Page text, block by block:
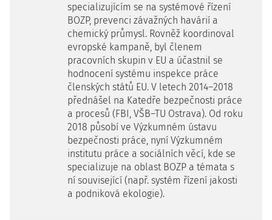
specializujícím se na systémové řízení
BOZP, prevenci závažných havárií a
chemický průmysl. Rovněž koordinoval
evropské kampaně, byl členem
pracovních skupin v EU a účastnil se
hodnocení systému inspekce práce
členských států EU. V letech 2014–2018
přednášel na Katedře bezpečnosti práce
a procesů (FBI, VŠB–TU Ostrava). Od roku
2018 působí ve Výzkumném ústavu
bezpečnosti práce, nyní Výzkumném
institutu práce a sociálních věcí, kde se
specializuje na oblast BOZP a témata s
ní související (např. systém řízení jakosti
a podniková ekologie).